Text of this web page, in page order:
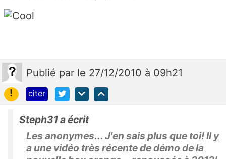
Publié par le 27/12/2010 à 09h21
!
citer
Steph31 a écrit
Les anonymes... J'en sais plus que toi! Il y
a une vidéo très récente de démo de la